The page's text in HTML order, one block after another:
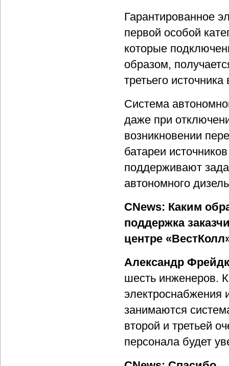
Гарантированное
первой особой
которые
образом,
третьего
Система
даже при
возникновении
батареи
поддерживают
автономного
CNews: Каким
поддержка
центре
Александр
шесть инженеров.
электроснабжения
занимаются
второй и третьей
персонала будет